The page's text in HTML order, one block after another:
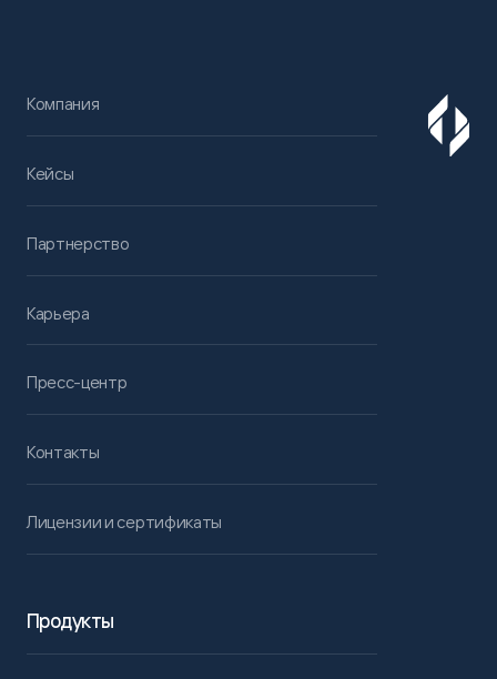
Компания
Кейсы
Партнерство
Карьера
Пресс-центр
Контакты
Лицензии и сертификаты
Продукты